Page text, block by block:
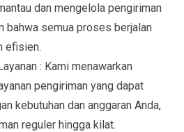
dan mengelola pengiriman
bahwa semua proses berjalan
efisien.
: Kami menawarkan
pengiriman yang dapat
kebutuhan dan anggaran Anda,
reguler hingga kilat.